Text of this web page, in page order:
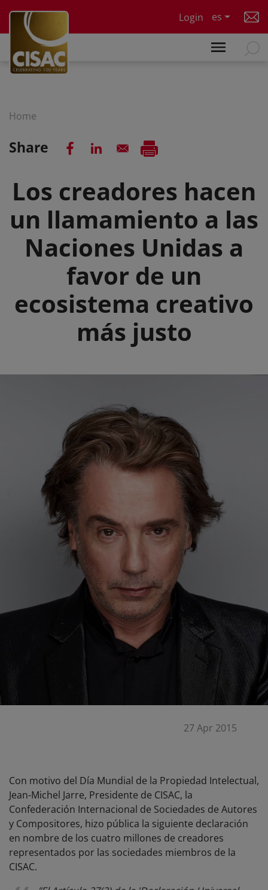
Login
es
Home
Share
Los creadores hacen
un llamamiento a las
Naciones Unidas a
favor de un
ecosistema creativo
más justo
27 Apr 2015
Con motivo del Día Mundial de la Propiedad Intelectual,
Jean-Michel Jarre, Presidente de CISAC, la
Confederación Internacional de Sociedades de Autores
y Compositores, hizo pública la siguiente declaración
en nombre de los cuatro millones de creadores
representados por las sociedades miembros de la
CISAC.